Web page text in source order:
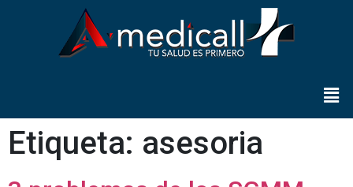
Etiqueta: asesoria